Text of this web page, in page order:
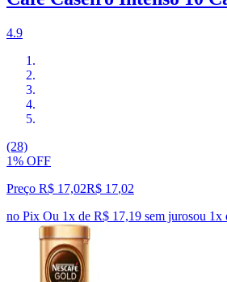
4.9
(28)
1% OFF
Preço R$ 17,02R$ 17,02
no Pix Ou 1x de R$ 17,19 sem jurosou 1x